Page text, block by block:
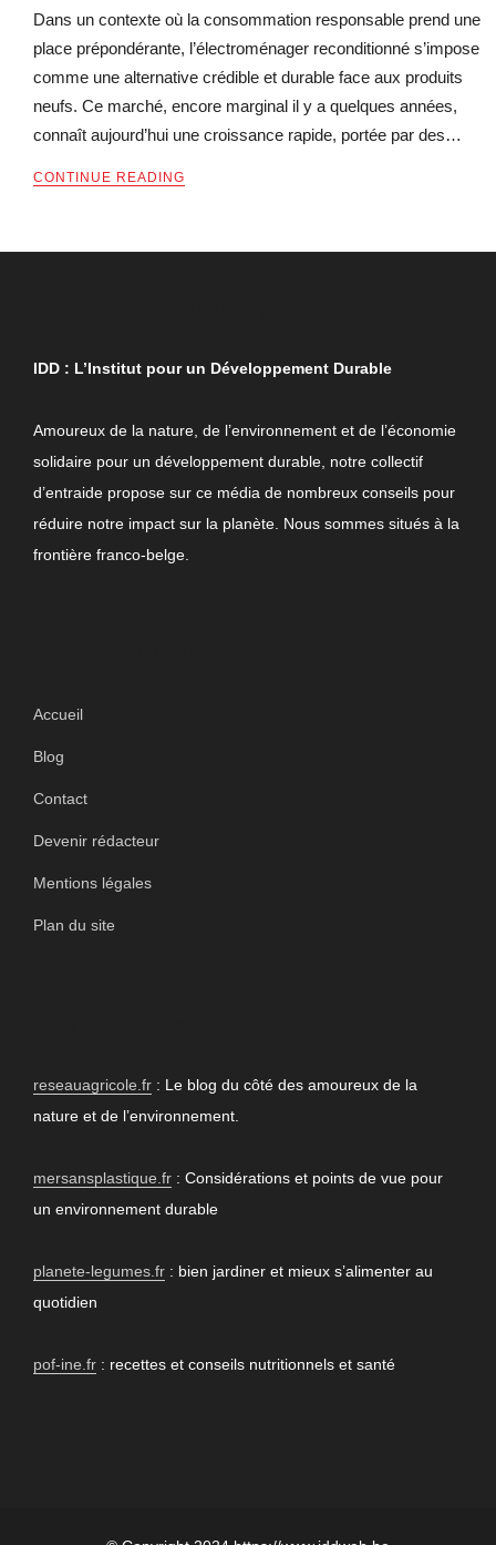
Dans un contexte où la consommation responsable prend une
place prépondérante, l’électroménager reconditionné s’impose
comme une alternative crédible et durable face aux produits
neufs. Ce marché, encore marginal il y a quelques années,
connaît aujourd’hui une croissance rapide, portée par des…
CONTINUE READING
IDD : L’Institut pour un Développement Durable
Amoureux de la nature, de l’environnement et de l’économie
solidaire pour un développement durable, notre collectif
d’entraide propose sur ce média de nombreux conseils pour
réduire notre impact sur la planète. Nous sommes situés à la
frontière franco-belge.
Accueil
Blog
Contact
Devenir rédacteur
Mentions légales
Plan du site
reseauagricole.fr : Le blog du côté des amoureux de la
nature et de l’environnement.
mersansplastique.fr : Considérations et points de vue pour
un environnement durable
planete-legumes.fr : bien jardiner et mieux s’alimenter au
quotidien
pof-ine.fr : recettes et conseils nutritionnels et santé